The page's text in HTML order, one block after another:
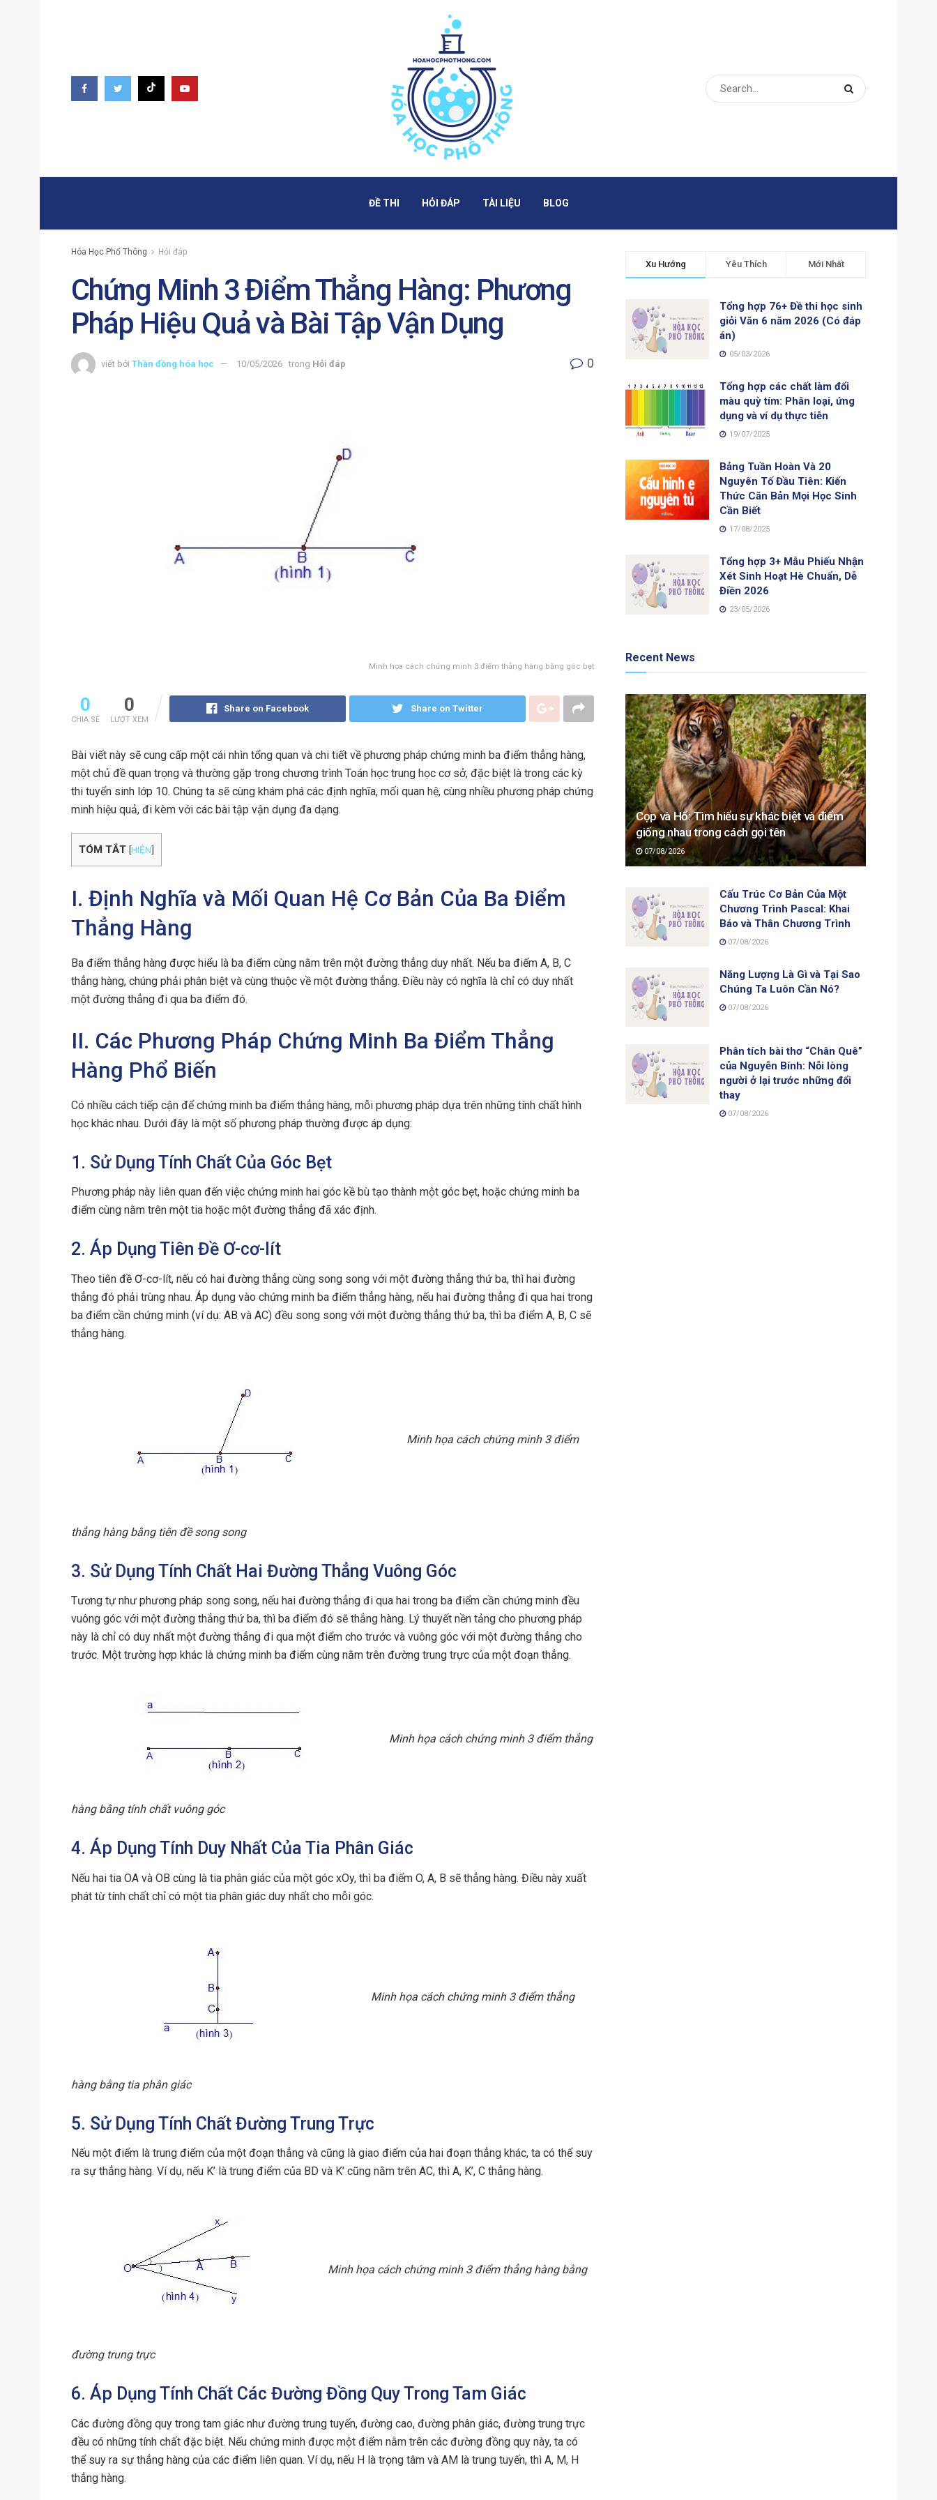
ĐỀ THI HỎI ĐÁP TÀI LIỆU BLOG
Hóa Học Phổ Thông Hỏi đáp
Chứng Minh 3 Điểm Thẳng Hàng: Phương
Pháp Hiệu Quả và Bài Tập Vận Dụng
viết bởi Thần đồng hóa học 10/05/2026 trong Hỏi đáp 0
Minh họa cách chứng minh 3 điểm thẳng hàng bằng góc bẹt
0
CHIA SẺ
0
LƯỢT XEM
Share on Facebook Share on Twitter
Bài viết này sẽ cung cấp một cái nhìn tổng quan và chi tiết về phương pháp chứng minh ba điểm thẳng hàng,
một chủ đề quan trọng và thường gặp trong chương trình Toán học trung học cơ sở, đặc biệt là trong các kỳ
thi tuyển sinh lớp 10. Chúng ta sẽ cùng khám phá các định nghĩa, mối quan hệ, cùng nhiều phương pháp chứng
minh hiệu quả, đi kèm với các bài tập vận dụng đa dạng.
TÓM TẮT [HIỆN]
I. Định Nghĩa và Mối Quan Hệ Cơ Bản Của Ba Điểm
Thẳng Hàng
Ba điểm thẳng hàng được hiểu là ba điểm cùng nằm trên một đường thẳng duy nhất. Nếu ba điểm A, B, C
thẳng hàng, chúng phải phân biệt và cùng thuộc về một đường thẳng. Điều này có nghĩa là chỉ có duy nhất
một đường thẳng đi qua ba điểm đó.
II. Các Phương Pháp Chứng Minh Ba Điểm Thẳng
Hàng Phổ Biến
Có nhiều cách tiếp cận để chứng minh ba điểm thẳng hàng, mỗi phương pháp dựa trên những tính chất hình
học khác nhau. Dưới đây là một số phương pháp thường được áp dụng:
1. Sử Dụng Tính Chất Của Góc Bẹt
Phương pháp này liên quan đến việc chứng minh hai góc kề bù tạo thành một góc bẹt, hoặc chứng minh ba
điểm cùng nằm trên một tia hoặc một đường thẳng đã xác định.
2. Áp Dụng Tiên Đề Ơ-cơ-lít
Theo tiên đề Ơ-cơ-lít, nếu có hai đường thẳng cùng song song với một đường thẳng thứ ba, thì hai đường
thẳng đó phải trùng nhau. Áp dụng vào chứng minh ba điểm thẳng hàng, nếu hai đường thẳng đi qua hai trong
ba điểm cần chứng minh (ví dụ: AB và AC) đều song song với một đường thẳng thứ ba, thì ba điểm A, B, C sẽ
thẳng hàng.
Minh họa cách chứng minh 3 điểm
thẳng hàng bằng tiên đề song song
3. Sử Dụng Tính Chất Hai Đường Thẳng Vuông Góc
Tương tự như phương pháp song song, nếu hai đường thẳng đi qua hai trong ba điểm cần chứng minh đều
vuông góc với một đường thẳng thứ ba, thì ba điểm đó sẽ thẳng hàng. Lý thuyết nền tảng cho phương pháp
này là chỉ có duy nhất một đường thẳng đi qua một điểm cho trước và vuông góc với một đường thẳng cho
trước. Một trường hợp khác là chứng minh ba điểm cùng nằm trên đường trung trực của một đoạn thẳng.
Minh họa cách chứng minh 3 điểm thẳng
hàng bằng tính chất vuông góc
4. Áp Dụng Tính Duy Nhất Của Tia Phân Giác
Nếu hai tia OA và OB cùng là tia phân giác của một góc xOy, thì ba điểm O, A, B sẽ thẳng hàng. Điều này xuất
phát từ tính chất chỉ có một tia phân giác duy nhất cho mỗi góc.
Minh họa cách chứng minh 3 điểm thẳng
hàng bằng tia phân giác
5. Sử Dụng Tính Chất Đường Trung Trực
Nếu một điểm là trung điểm của một đoạn thẳng và cũng là giao điểm của hai đoạn thẳng khác, ta có thể suy
ra sự thẳng hàng. Ví dụ, nếu K’ là trung điểm của BD và K’ cũng nằm trên AC, thì A, K’, C thẳng hàng.
Minh họa cách chứng minh 3 điểm thẳng hàng bằng
đường trung trực
6. Áp Dụng Tính Chất Các Đường Đồng Quy Trong Tam Giác
Các đường đồng quy trong tam giác như đường trung tuyến, đường cao, đường phân giác, đường trung trực
đều có những tính chất đặc biệt. Nếu chứng minh được một điểm nằm trên các đường đồng quy này, ta có
thể suy ra sự thẳng hàng của các điểm liên quan. Ví dụ, nếu H là trọng tâm và AM là trung tuyến, thì A, M, H
thẳng hàng.
Xu Hướng Yêu Thích Mới Nhất
Tổng hợp 76+ Đề thi học sinh
giỏi Văn 6 năm 2026 (Có đáp
án)
05/03/2026
Tổng hợp các chất làm đổi
màu quỳ tím: Phân loại, ứng
dụng và ví dụ thực tiễn
19/07/2025
Bảng Tuần Hoàn Và 20
Nguyên Tố Đầu Tiên: Kiến
Thức Căn Bản Mọi Học Sinh
Cần Biết
17/08/2025
Tổng hợp 3+ Mẫu Phiếu Nhận
Xét Sinh Hoạt Hè Chuẩn, Dễ
Điền 2026
23/05/2026
Recent News
Cọp và Hổ: Tìm hiểu sự khác biệt và điểm
giống nhau trong cách gọi tên
07/08/2026
Cấu Trúc Cơ Bản Của Một
Chương Trình Pascal: Khai
Báo và Thân Chương Trình
07/08/2026
Năng Lượng Là Gì và Tại Sao
Chúng Ta Luôn Cần Nó?
07/08/2026
Phân tích bài thơ “Chân Quê”
của Nguyễn Bính: Nỗi lòng
người ở lại trước những đổi
thay
07/08/2026